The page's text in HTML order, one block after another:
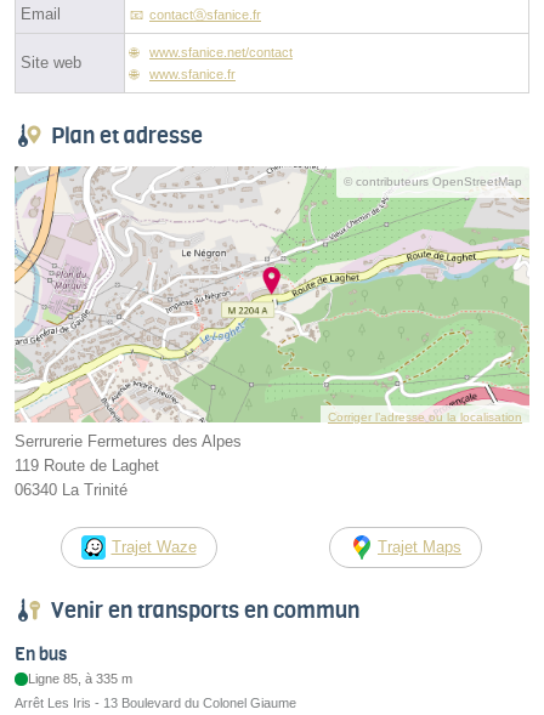
Email contactⓐsfanice.fr
Site web
www.sfanice.net/contact
www.sfanice.fr
Plan et adresse
© contributeurs OpenStreetMap
Corriger l’adresse ou la localisation
Serrurerie Fermetures des Alpes
119 Route de Laghet
06340 La Trinité
Trajet Waze Trajet Maps
Venir en transports en commun
En bus
Ligne 85, à 335 m
Arrêt Les Iris - 13 Boulevard du Colonel Giaume